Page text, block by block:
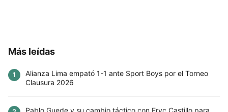
Más leídas
1
Alianza Lima empató 1-1 ante Sport Boys por el Torneo
Clausura 2026
Pablo Guede y su cambio táctico con Eryc Castillo para